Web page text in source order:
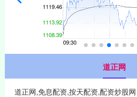
道正网
道正网,免息配资,按天配资,配资炒股